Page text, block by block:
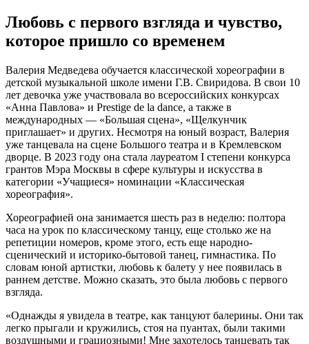
Любовь с первого взгляда и чувство,
которое пришло со временем
Валерия Медведева обучается классической хореографии в
детской музыкальной школе имени Г.В. Свиридова. В свои 10
лет девочка уже участвовала во всероссийских конкурсах
«Анна Павлова» и Prestige de la dance, а также в
международных — «Большая сцена», «Щелкунчик
приглашает» и других. Несмотря на юный возраст, Валерия
уже танцевала на сцене Большого театра и в Кремлевском
дворце. В 2023 году она стала лауреатом I степени конкурса
грантов Мэра Москвы в сфере культуры и искусства в
категории «Учащиеся» номинации «Классическая
хореография».
Хореографией она занимается шесть раз в неделю: полтора
часа на урок по классическому танцу, еще столько же на
репетиции номеров, кроме этого, есть еще народно-
сценический и историко-бытовой танец, гимнастика. По
словам юной артистки, любовь к балету у нее появилась в
раннем детстве. Можно сказать, это была любовь с первого
взгляда.
«Однажды я увидела в театре, как танцуют балерины. Они так
легко прыгали и кружились, стоя на пуантах, были такими
воздушными и грациозными! Мне захотелось танцевать так